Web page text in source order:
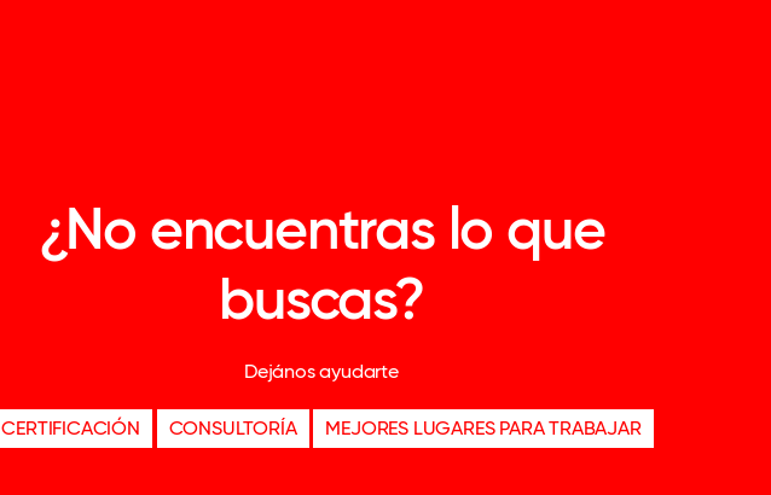
¿No encuentras lo que
buscas?
Dejános ayudarte
CERTIFICACIÓN CONSULTORÍA MEJORES LUGARES PARA TRABAJAR